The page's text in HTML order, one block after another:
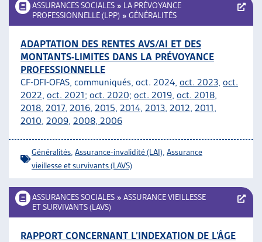
ASSURANCES SOCIALES » LA PRÉVOYANCE
PROFESSIONNELLE (LPP) » GÉNÉRALITÉS
ADAPTATION DES RENTES AVS/AI ET DES
MONTANTS-LIMITES DANS LA PRÉVOYANCE
PROFESSIONNELLE
CF-DFI-OFAS, communiqués, oct. 2024, oct. 2023, oct.
2022, oct. 2021; oct. 2020; oct. 2019, oct. 2018,
2018, 2017, 2016, 2015, 2014, 2013, 2012, 2011,
2010, 2009, 2008, 2006
Généralités Assurance-invalidité (LAI) Assurance
vieillesse et survivants (LAVS)
ASSURANCES SOCIALES » ASSURANCE VIEILLESSE
ET SURVIVANTS (LAVS)
RAPPORT CONCERNANT L’INDEXATION DE L’ÂGE